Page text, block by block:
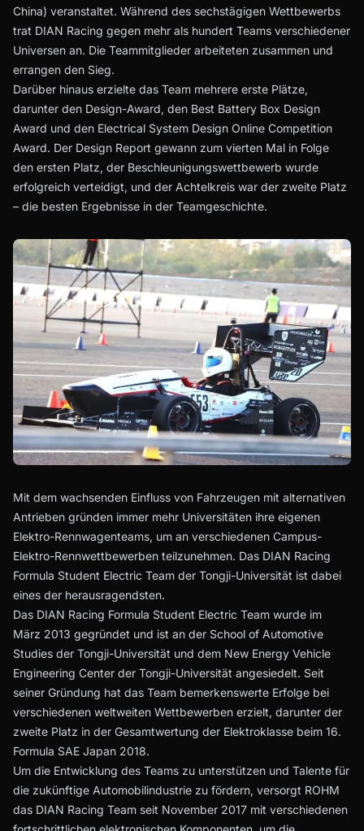
China) veranstaltet. Während des sechstägigen Wettbewerbs
trat DIAN Racing gegen mehr als hundert Teams verschiedener
Universen an. Die Teammitglieder arbeiteten zusammen und
errangen den Sieg.
Darüber hinaus erzielte das Team mehrere erste Plätze,
darunter den Design-Award, den Best Battery Box Design
Award und den Electrical System Design Online Competition
Award. Der Design Report gewann zum vierten Mal in Folge
den ersten Platz, der Beschleunigungswettbewerb wurde
erfolgreich verteidigt, und der Achtelkreis war der zweite Platz
– die besten Ergebnisse in der Teamgeschichte.
Mit dem wachsenden Einfluss von Fahrzeugen mit alternativen
Antrieben gründen immer mehr Universitäten ihre eigenen
Elektro-Rennwagenteams, um an verschiedenen Campus-
Elektro-Rennwettbewerben teilzunehmen. Das DIAN Racing
Formula Student Electric Team der Tongji-Universität ist dabei
eines der herausragendsten.
Das DIAN Racing Formula Student Electric Team wurde im
März 2013 gegründet und ist an der School of Automotive
Studies der Tongji-Universität und dem New Energy Vehicle
Engineering Center der Tongji-Universität angesiedelt. Seit
seiner Gründung hat das Team bemerkenswerte Erfolge bei
verschiedenen weltweiten Wettbewerben erzielt, darunter der
zweite Platz in der Gesamtwertung der Elektroklasse beim 16.
Formula SAE Japan 2018.
Um die Entwicklung des Teams zu unterstützen und Talente für
die zukünftige Automobilindustrie zu fördern, versorgt ROHM
das DIAN Racing Team seit November 2017 mit verschiedenen